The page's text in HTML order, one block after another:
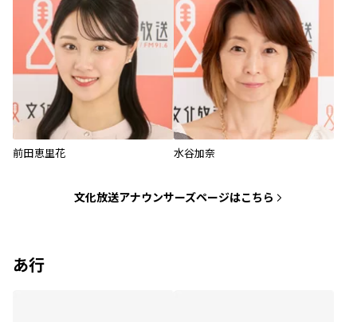
前田恵里花 水谷加奈
文化放送アナウンサーズページはこちら
あ行